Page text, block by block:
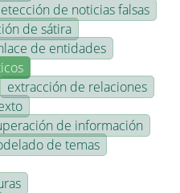
de noticias falsas
de sátira
de entidades
extracción de relaciones
de información
de temas